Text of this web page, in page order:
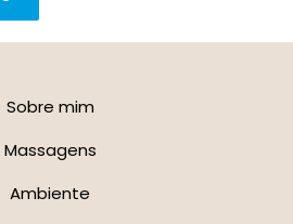
Sobre mim
Massagens
Ambiente